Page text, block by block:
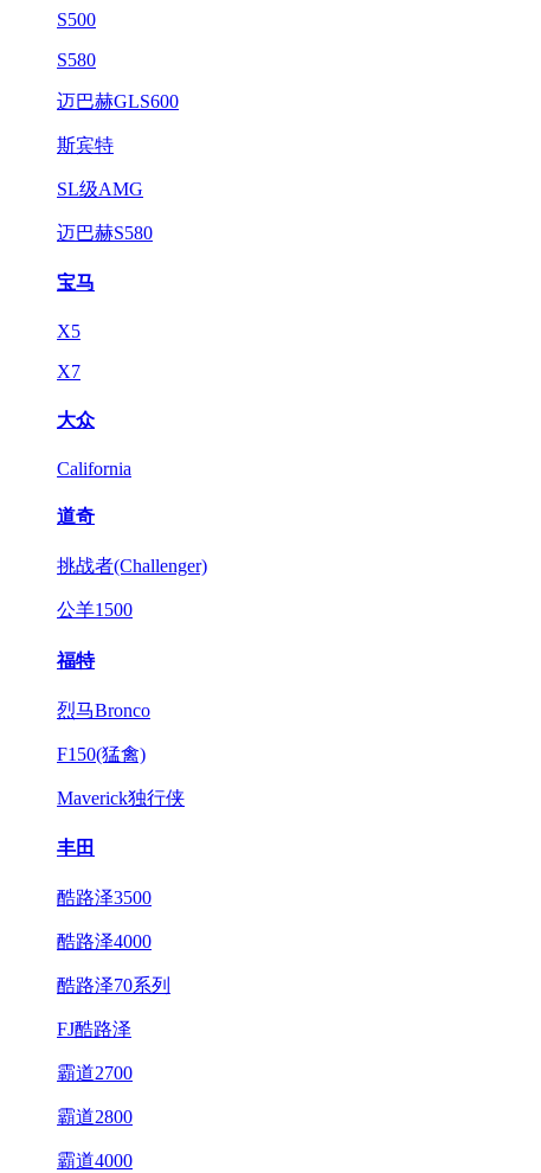
S500
S580
迈巴赫GLS600
斯宾特
SL级AMG
迈巴赫S580
宝马
X5
X7
大众
California
道奇
挑战者(Challenger)
公羊1500
福特
烈马Bronco
F150(猛禽)
Maverick独行侠
丰田
酷路泽3500
酷路泽4000
酷路泽70系列
FJ酷路泽
霸道2700
霸道2800
霸道4000